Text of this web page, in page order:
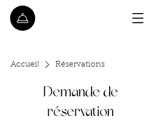
Accueil Réservations
Demande de
réservation